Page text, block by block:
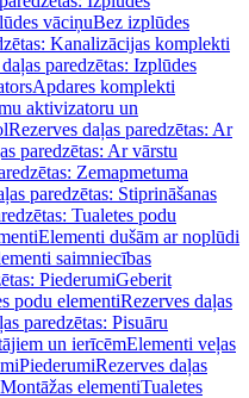
vāciņuBez izplūdes
Kanalizācijas komplekti
paredzētas: Izplūdes
Apdares komplekti
aktivizatoru un
Rezerves daļas paredzētas: Ar
paredzētas: Ar vārstu
Zemapmetuma
paredzētas: Stiprināšanas
Tualetes podu
Elementi dušām ar noplūdi
saimniecības
PiederumiGeberit
podu elementiRezerves daļas
paredzētas: Pisuāru
un ierīcēmElementi veļas
PiederumiRezerves daļas
elementiTualetes